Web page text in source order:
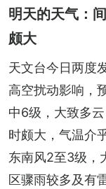
明天的天气：
颇大
天文台今日两度
高空扰动影响，
中6级，大致多
时颇大，气温介
东南风2至3级，
区骤雨较多及有